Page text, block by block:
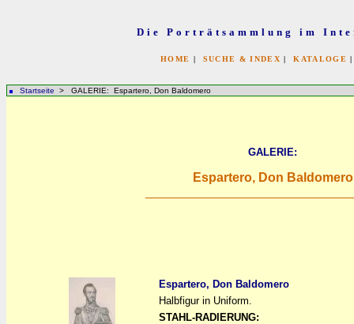
Die Porträtsammlung im
HOME | SUCHE & INDEX |KATALOGE
Startseite > GALERIE: Espartero, Don Baldomero
GALERIE:
Espartero, Don Baldomero
Espartero, Don Baldomero
Halbfigur in Uniform.
STAHL-RADIERUNG: